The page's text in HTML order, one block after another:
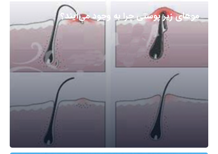
مو‌های زیر پوستی چرا به وجود می‌آیند؟